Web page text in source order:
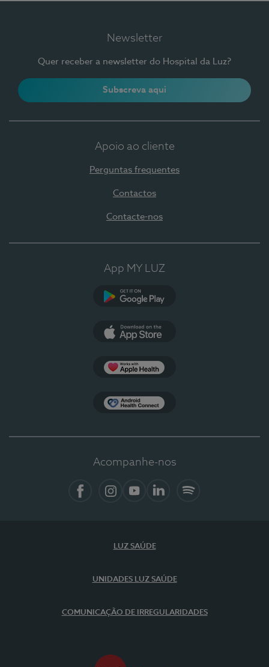
Newsletter
Quer receber a newsletter do Hospital da Luz?
Subscreva aqui
Apoio ao cliente
Perguntas frequentes
Contactos
Contacte-nos
App MY LUZ
Acompanhe-nos
LUZ SAÚDE
UNIDADES LUZ SAÚDE
COMUNICAÇÃO DE IRREGULARIDADES